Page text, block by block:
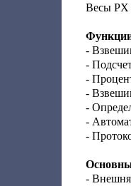
Весы PX
-
-
-
-
-
-
-
-